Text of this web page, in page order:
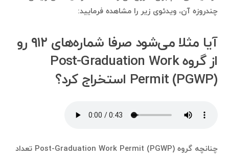
چندروزه آن، ویدئوی زیر را مشاهده فرمایید:
آیا مثلا می‌شود صرفا شماره‌های ۹۱۲ رو
از گروه Post-Graduation Work
Permit (PGWP) استخراج کرد؟
چنانچه گروه Post-Graduation Work Permit (PGWP) تعداد